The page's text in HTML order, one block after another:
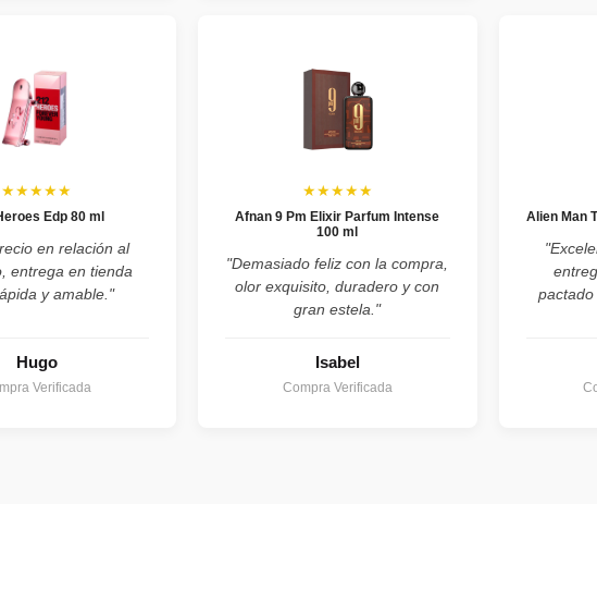
★★★★★
Edp 80 ml
en relación al
entrega en tienda
y amable."
Hugo
Verificada
★★★★★
Afnan 9 Pm Elixir Parfum Intense
100 ml
"Demasiado feliz con la compra,
olor exquisito, duradero y con
gran estela."
Isabel
Compra Verificada
Alien Man